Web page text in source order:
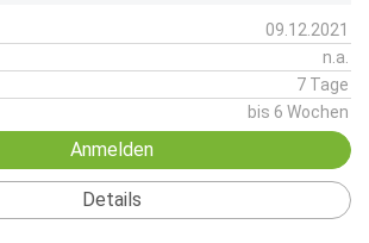
09.12.2021
n.a.
7 Tage
bis 6 Wochen
Anmelden
Details